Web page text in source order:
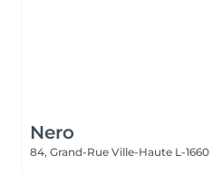
Nero
84, Grand-Rue Ville-Haute L-1660